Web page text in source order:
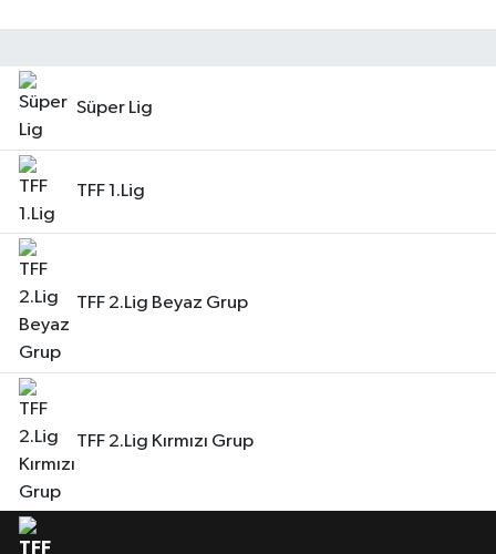
Süper Lig
TFF 1.Lig
TFF 2.Lig Beyaz Grup
TFF 2.Lig Kırmızı Grup